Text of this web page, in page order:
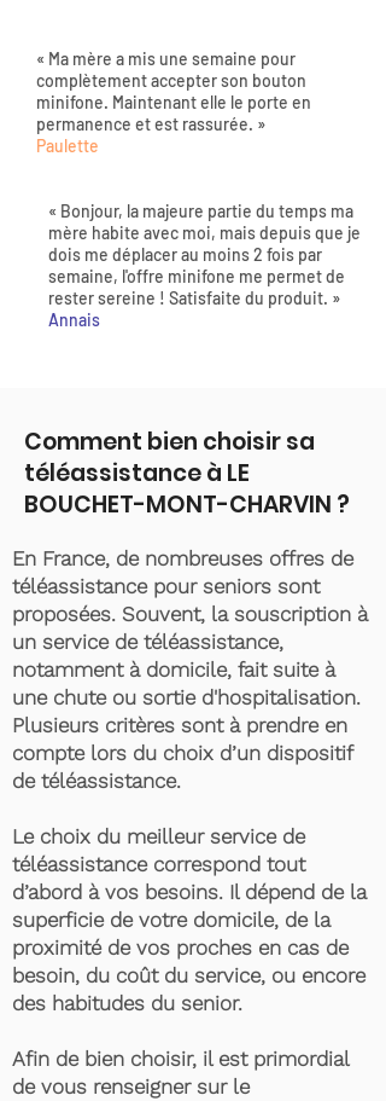
« Ma mère a mis une semaine pour
complètement accepter son bouton
minifone. Maintenant elle le porte en
permanence et est rassurée. »
Paulette
« Bonjour, la majeure partie du temps ma
mère habite avec moi, mais depuis que je
dois me déplacer au moins 2 fois par
semaine, l'offre minifone me permet de
rester sereine ! Satisfaite du produit. »
Annais
Comment bien choisir sa
téléassistance à LE
BOUCHET-MONT-CHARVIN ?
En France, de nombreuses offres de
téléassistance pour seniors sont
proposées. Souvent, la souscription à
un service de téléassistance,
notamment à domicile, fait suite à
une chute ou sortie d'hospitalisation.
Plusieurs critères sont à prendre en
compte lors du choix d’un dispositif
de téléassistance.
Le choix du meilleur service de
téléassistance correspond tout
d’abord à vos besoins. Il dépend de la
superficie de votre domicile, de la
proximité de vos proches en cas de
besoin, du coût du service, ou encore
des habitudes du senior.
Afin de bien choisir, il est primordial
de vous renseigner sur le